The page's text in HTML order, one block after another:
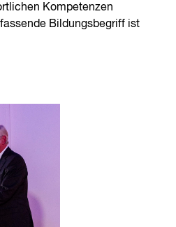
Kompetenzen
Bildungsbegriff ist